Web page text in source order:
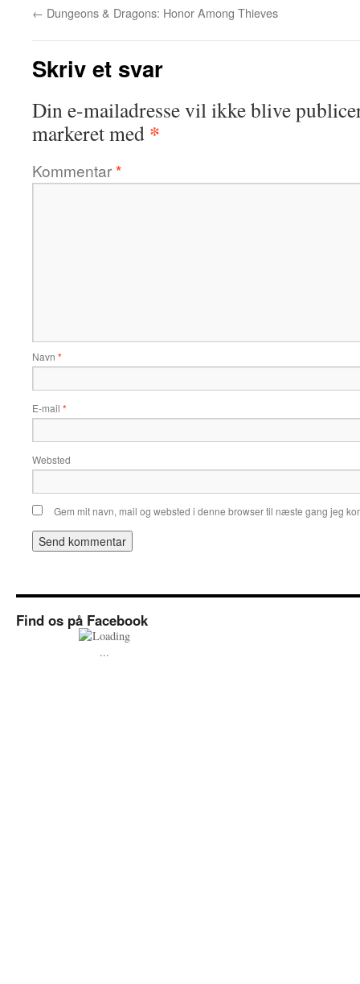
← Dungeons & Dragons: Honor Among Thieves
Skriv et svar
Din e-mailadresse vil ikke blive
markeret med *
Kommentar*
Navn *
E-mail *
Websted
Gem mit navn, mail og websted i denne browser til næste gang jeg
Find os på Facebook